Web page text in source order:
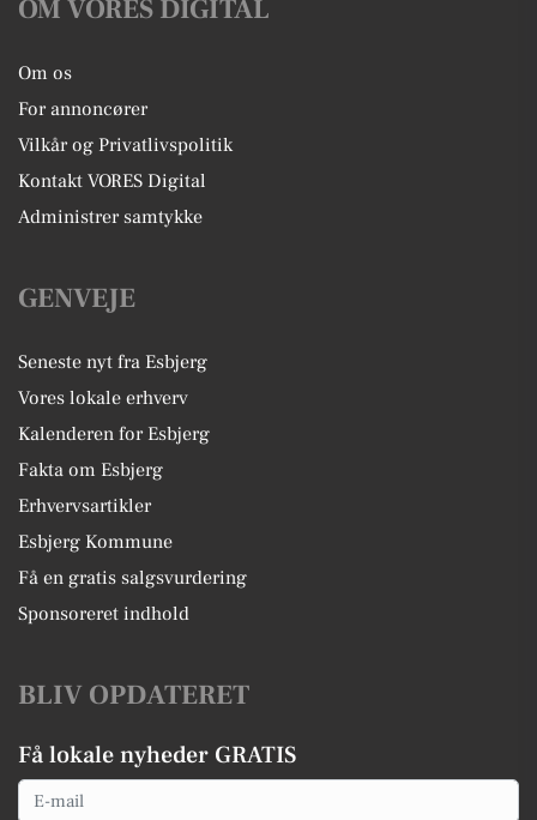
OM VORES DIGITAL
Om os
For annoncører
Vilkår og Privatlivspolitik
Kontakt VORES Digital
Administrer samtykke
GENVEJE
Seneste nyt fra Esbjerg
Vores lokale erhverv
Kalenderen for Esbjerg
Fakta om Esbjerg
Erhvervsartikler
Esbjerg Kommune
Få en gratis salgsvurdering
Sponsoreret indhold
BLIV OPDATERET
Få lokale nyheder GRATIS
Email